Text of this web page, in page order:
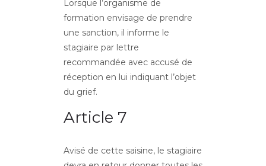
Lorsque l’organisme de
formation envisage de prendre
une sanction, il informe le
stagiaire par lettre
recommandée avec accusé de
réception en lui indiquant l’objet
du grief.
Article 7
Avisé de cette saisine, le stagiaire